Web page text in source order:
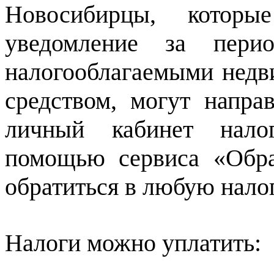
Новосибирцы,
уведомление за
налогооблагаемыми
средством, могут
личный кабинет
помощью сервиса
обратиться в любую
Налоги можно уплатить: